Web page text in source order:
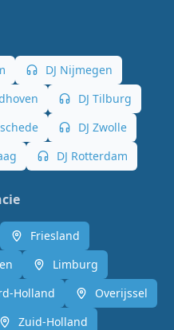
DJ Nijmegen
DJ Tilburg
DJ Zwolle
DJ Rotterdam
Friesland
Limburg
Holland
Overijssel
Zuid-Holland